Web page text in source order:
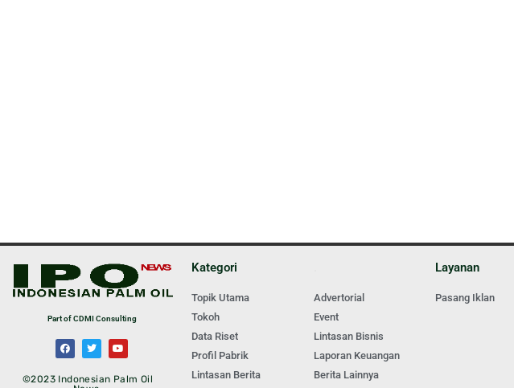
Part of CDMI Consulting
©2023 Indonesian Palm Oil
Kategori
Topik Utama
Tokoh
Data Riset
Profil Pabrik
Lintasan Berita
Advertorial
Event
Lintasan Bisnis
Laporan Keuangan
Berita Lainnya
Layanan
Pasang Iklan